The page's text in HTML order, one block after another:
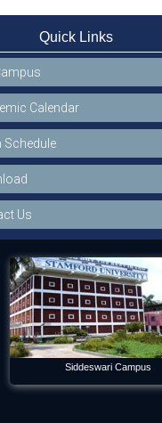
Quick Links
Calendar
Schedule
Us
Siddeswari Campus